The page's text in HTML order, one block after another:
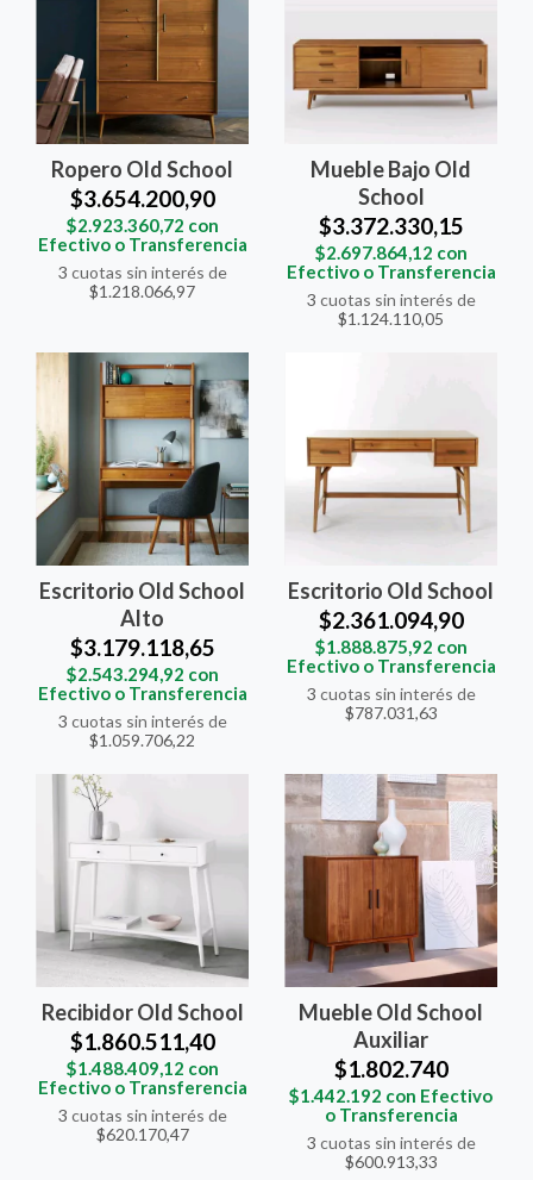
Ropero Old School
$3.654.200,90
$2.923.360,72 con
Efectivo o Transferencia
3 cuotas sin interés de
$1.218.066,97
Mueble Bajo Old
School
$3.372.330,15
$2.697.864,12 con
Efectivo o Transferencia
3 cuotas sin interés de
$1.124.110,05
Escritorio Old School
Alto
$3.179.118,65
$2.543.294,92 con
Efectivo o Transferencia
3 cuotas sin interés de
$1.059.706,22
Escritorio Old School
$2.361.094,90
$1.888.875,92 con
Efectivo o Transferencia
3 cuotas sin interés de
$787.031,63
Recibidor Old School
$1.860.511,40
$1.488.409,12 con
Efectivo o Transferencia
3 cuotas sin interés de
$620.170,47
Mueble Old School
Auxiliar
$1.802.740
$1.442.192 con Efectivo
o Transferencia
3 cuotas sin interés de
$600.913,33